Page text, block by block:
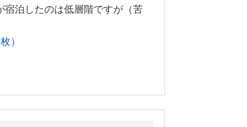
宿泊したのは低層階ですが（苦
）